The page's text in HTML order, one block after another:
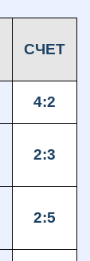
СЧЕТ
4:2
2:3
2:5